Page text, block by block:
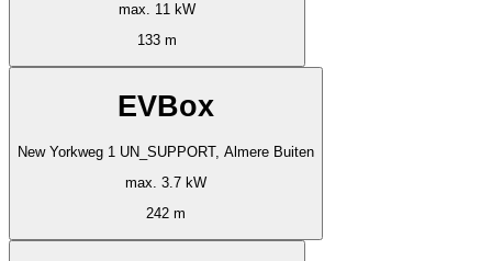
max. 11 kW
133 m
EVBox
New Yorkweg 1 UN_SUPPORT, Almere Buiten
max. 3.7 kW
242 m